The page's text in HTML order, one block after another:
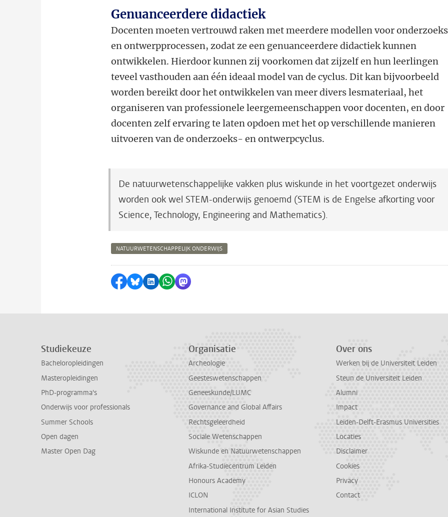
Genuanceerdere didactiek
Docenten moeten vertrouwd raken met meerdere modellen voor
en ontwerpprocessen, zodat ze een genuanceerdere didactiek kunnen
ontwikkelen. Hierdoor kunnen zij voorkomen dat zijzelf en hun leerlingen
teveel vasthouden aan één ideaal model van de cyclus. Dit kan bijvoorbeeld
worden bereikt door het ontwikkelen van meer divers lesmateriaal, het
organiseren van professionele leergemeenschappen voor docenten, en door
docenten zelf ervaring te laten opdoen met het op verschillende manieren
uitvoeren van de onderzoeks- en ontwerpcyclus.
De natuurwetenschappelijke vakken plus wiskunde in het voortgezet onderwijs
worden ook wel STEM-onderwijs genoemd (STEM is de Engelse afkorting voor
Science, Technology, Engineering and Mathematics).
NATUURWETENSCHAPPELIJK ONDERWIJS
Delen op Facebook
Delen via Bluesky
Delen op LinkedIn
Delen via WhatsApp
Delen via Mastodon
Studiekeuze
Bacheloropleidingen
Masteropleidingen
PhD-programma's
Onderwijs voor professionals
Summer Schools
Open dagen
Master Open Dag
Organisatie
Archeologie
Geesteswetenschappen
Geneeskunde/LUMC
Governance and Global Affairs
Rechtsgeleerdheid
Sociale Wetenschappen
Wiskunde en Natuurwetenschappen
Afrika-Studiecentrum Leiden
Honours Academy
ICLON
International Institute for Asian Studies
Over ons
Werken bij de Universiteit Leiden
Steun de Universiteit Leiden
Alumni
Impact
Leiden-Delft-Erasmus Universities
Locaties
Disclaimer
Cookies
Privacy
Contact